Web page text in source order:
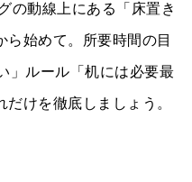
の動線上にある「床置き
始めて。所要時間の目
」ルール「机には必要最
けを徹底しましょう。